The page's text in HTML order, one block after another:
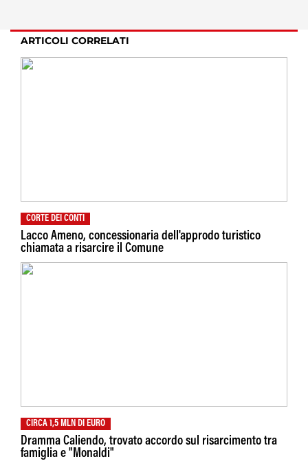
ARTICOLI CORRELATI
CORTE DEI CONTI
Lacco Ameno, concessionaria dell'approdo turistico
chiamata a risarcire il Comune
CIRCA 1,5 MLN DI EURO
Dramma Caliendo, trovato accordo sul risarcimento tra
famiglia e "Monaldi"